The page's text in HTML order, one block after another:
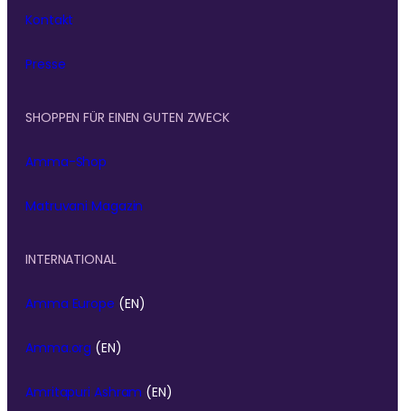
Kontakt
Presse
SHOPPEN FÜR EINEN GUTEN ZWECK
Amma-Shop
Matruvani Magazin
INTERNATIONAL
Amma Europe (EN)
Amma.org (EN)
Amritapuri Ashram (EN)